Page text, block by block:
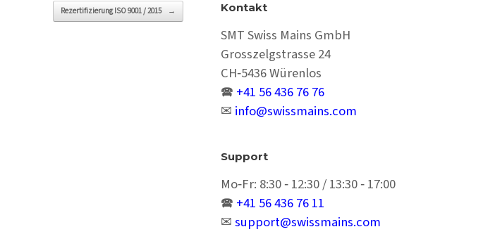
Rezertifizierung ISO 9001 / 2015 → Kontakt
SMT Swiss Mains GmbH
Grosszelgstrasse 24
CH‑5436 Würenlos
🕿 +41 56 436 76 76
✉ info@swissmains.com
Support
Mo‑Fr: 8:30 ‑ 12:30 / 13:30 ‑ 17:00
🕿 +41 56 436 76 11
✉support@swissmains.com